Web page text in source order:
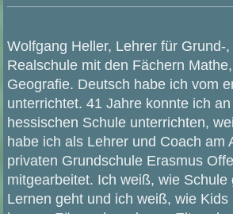
Wolfgang Heller, Lehrer für Grund-
Realschule mit den Fächern
Geografie. Deutsch habe ich vom
unterrichtet. 41 Jahre konnte ich
hessischen Schule unterrichten,
habe ich als Lehrer und Coach am
privaten Grundschule Erasmus
mitgearbeitet. Ich weiß, wie
Lernen geht und ich weiß, wie